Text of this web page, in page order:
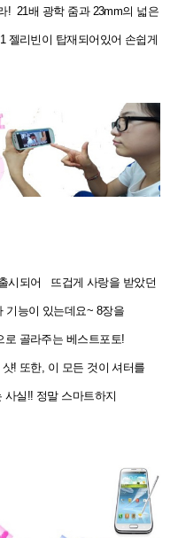
! 21배 광학 줌과 23mm의 넓은
젤리빈이 탑재되어있어 손쉽게
시되어 뜨겁게 사랑을 받았던
기능이 있는데요~ 8장을
로 골라주는 베스트포토!
! 또한, 이 모든 것이 셔터를
사실!! 정말 스마트하지